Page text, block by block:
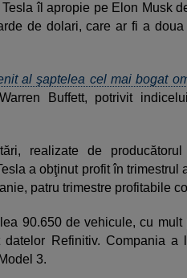
îl apropie pe Elon Musk
de dolari, care ar fi a
al şaptelea cel mai bogat
Buffett, potrivit
realizate de
a obţinut profit în trimestrul
patru trimestre profitabile
90.650 de vehicule, cu mult
Refinitiv. Compania a
3.